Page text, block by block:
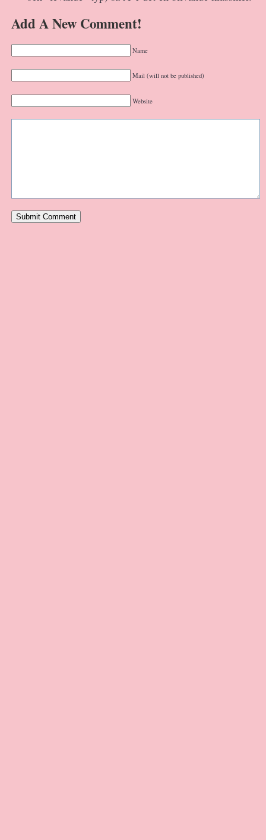
Add A New Comment!
Name
Mail (will not be published)
Website